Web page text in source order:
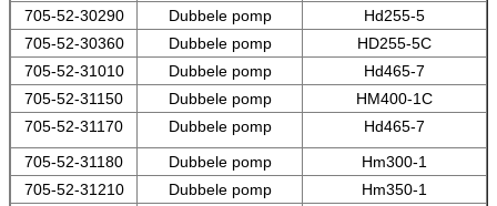
705-52-30290
Dubbele pomp
Hd255-5
705-52-30360
Dubbele pomp
HD255-5C
705-52-31010
Dubbele pomp
Hd465-7
705-52-31150
Dubbele pomp
HM400-1C
705-52-31170
Dubbele pomp
Hd465-7
705-52-31180
Dubbele pomp
Hm300-1
705-52-31210
Dubbele pomp
Hm350-1